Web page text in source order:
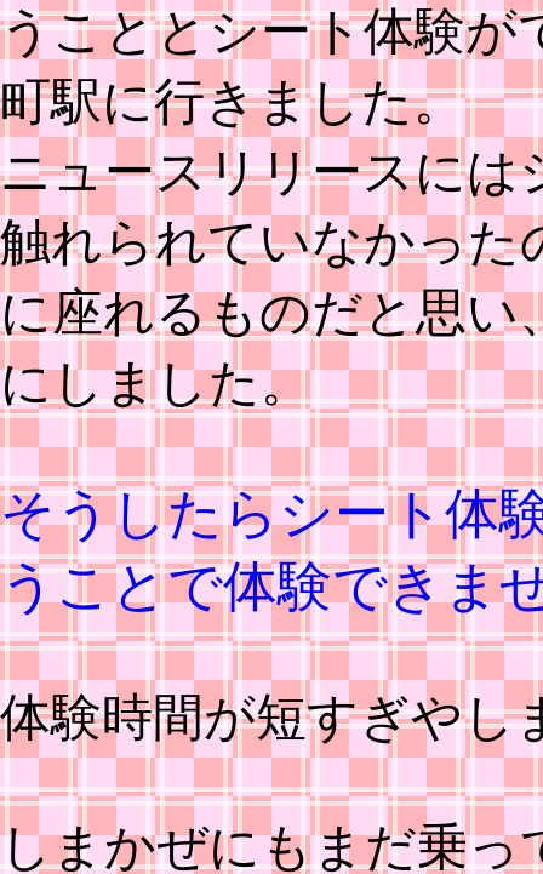
うこととシート体験が
町駅に行きました。
ニュースリリースには
触れられていなかった
に座れるものだと思い
にしました。
そうしたらシート体
うことで体験できま
体験時間が短すぎやし
しまかぜにもまだ乗